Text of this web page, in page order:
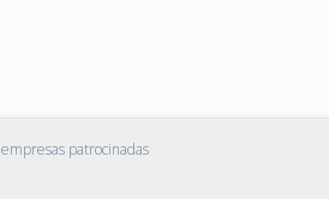
empresas patrocinadas